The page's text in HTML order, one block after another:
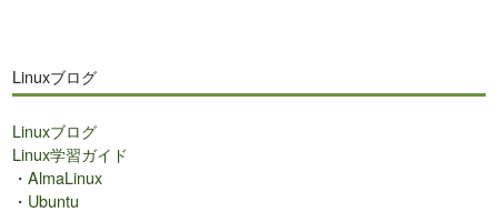
Linuxブログ
Linuxブログ
Linux学習ガイド
・AlmaLinux
・ Ubuntu